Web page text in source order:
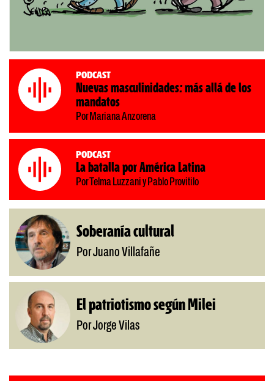
Podcast
Nuevas masculinidades: más allá de los
mandatos
Por Mariana Anzorena
Podcast
La batalla por América Latina
Por Telma Luzzani y Pablo Provitilo
Soberanía cultural
Por Juano Villafañe
El patriotismo según Milei
Por Jorge Vilas